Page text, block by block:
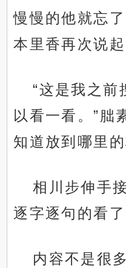
慢慢的他就忘
本里香再次说起
“这是我之前
以看一看。”朏
知道放到哪里
相川步伸手
逐字逐句的看了
内容不是很